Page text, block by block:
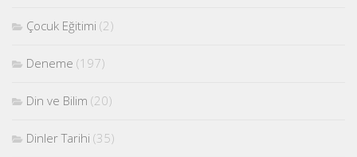
Çocuk Eğitimi (2)
Deneme (197)
Din ve Bilim (20)
Dinler Tarihi (35)